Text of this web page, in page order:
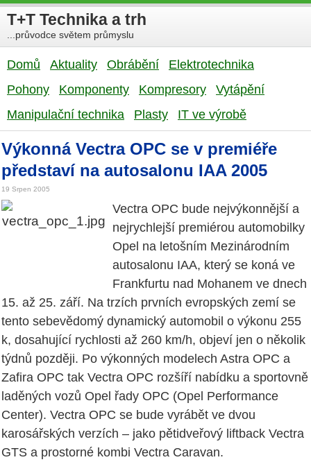
T+T Technika a trh
...průvodce světem průmyslu
Domů Aktuality Obrábění
Elektrotechnika
Pohony
Komponenty Kompresory
Vytápění
Manipulační technika
Plasty IT ve výrobě
Výkonná Vectra OPC se v premiéře
představí na autosalonu IAA 2005
19 Srpen 2005
Vectra OPC bude nejvýkonnější a
nejrychlejší premiérou automobilky
Opel na letošním Mezinárodním
autosalonu IAA, který se koná ve
Frankfurtu nad Mohanem ve dnech
15. až 25. září. Na trzích prvních evropských zemí se
tento sebevědomý dynamický automobil o výkonu 255
k, dosahující rychlosti až 260 km/h, objeví jen o několik
týdnů později. Po výkonných modelech Astra OPC a
Zafira OPC tak Vectra OPC rozšíří nabídku a sportovně
laděných vozů Opel řady OPC (Opel Performance
Center). Vectra OPC se bude vyrábět ve dvou
karosářských verzích – jako pětidveřový liftback Vectra
GTS a prostorné kombi Vectra Caravan.